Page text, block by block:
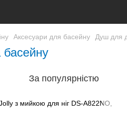
Аксесуари для басейну Душ для
За популярністю